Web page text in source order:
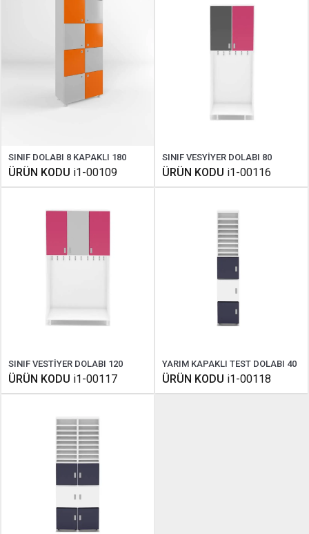
SINIF DOLABI 8 KAPAKLI 180
ÜRÜN KODU i1-00109
SINIF VESYİYER DOLABI 80
ÜRÜN KODU i1-00116
SINIF VESTİYER DOLABI 120
ÜRÜN KODU i1-00117
YARIM KAPAKLI TEST DOLABI 40
ÜRÜN KODU i1-00118